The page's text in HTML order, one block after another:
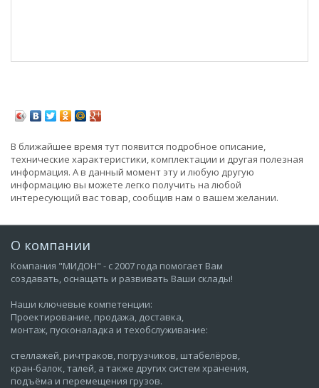
В ближайшее время тут появится подробное описание,
технические характеристики, комплектации и другая полезная
информация. А в данный момент эту и любую другую
информацию вы можете легко получить на любой
интересующий вас товар, сообщив нам о вашем желании.
О компании
Компания "МИДОН" - с 2007 года помогает Вам
создавать, оснащать и развивать Ваши склады!
Наши ключевые компетенции:
Проектирование, продажа, доставка,
монтаж, пусконаладка и техобслуживание:
стеллажей, ричтраков, погрузчиков, штабелёров,
кран-балок, талей, а также других систем хранения,
подъёма и перемещения грузов.